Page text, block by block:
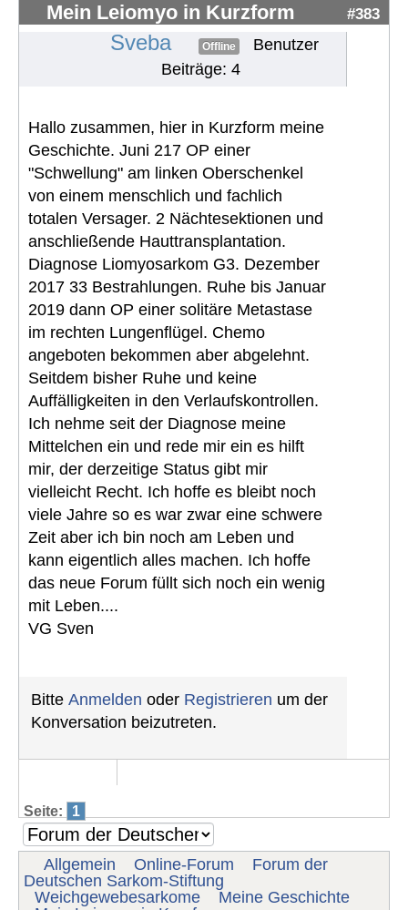
Mein Leiomyo in Kurzform #383
Sveba Offline
Benutzer
Beiträge: 4
Hallo zusammen, hier in Kurzform meine
Geschichte. Juni 217 OP einer
"Schwellung" am linken Oberschenkel
von einem menschlich und fachlich
totalen Versager. 2 Nächtesektionen und
anschließende Hauttransplantation.
Diagnose Liomyosarkom G3. Dezember
2017 33 Bestrahlungen. Ruhe bis Januar
2019 dann OP einer solitäre Metastase
im rechten Lungenflügel. Chemo
angeboten bekommen aber abgelehnt.
Seitdem bisher Ruhe und keine
Auffälligkeiten in den Verlaufskontrollen.
Ich nehme seit der Diagnose meine
Mittelchen ein und rede mir ein es hilft
mir, der derzeitige Status gibt mir
vielleicht Recht. Ich hoffe es bleibt noch
viele Jahre so es war zwar eine schwere
Zeit aber ich bin noch am Leben und
kann eigentlich alles machen. Ich hoffe
das neue Forum füllt sich noch ein wenig
mit Leben....
VG Sven
Bitte Anmelden oder Registrieren um der
Konversation beizutreten.
Seite: 1
Allgemein Online-Forum
Forum der
Deutschen Sarkom-Stiftung
Weichgewebesarkome
Meine Geschichte